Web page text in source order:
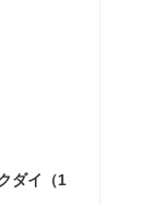
ダイ（1